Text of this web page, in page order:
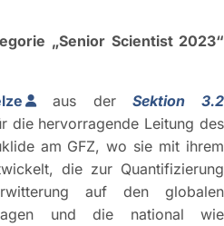
„Senior Scientist 2023“
aus derSektion 3.2
die hervorragende Leitung des
am GFZ, wo sie mit ihrem
die zur Quantifizierung
auf den globalen
und die national wie